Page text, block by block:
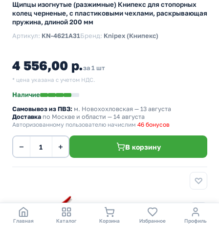
Щипцы изогнутые (разжимные) Книпекс для стопорных
колец черненые, с пластиковыми чехлами, раскрывающая
пружина, длиной 200 мм
Артикул: KN-4621A31Бренд: Knipex (Книпекс)
4 556,00 р.за 1 шт
* цена указана с учетом НДС.
Наличие
Самовывоз из ПВЗ: м. Новохохловская — 13 августа
Доставка по Москве и области — 14 августа
Авторизованному пользователю начислим 46 бонусов
− + В корзину
Главная Каталог Корзина Избранное Профиль